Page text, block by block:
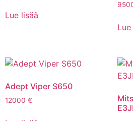
Lue lisää
Adept Viper S650
12000 €